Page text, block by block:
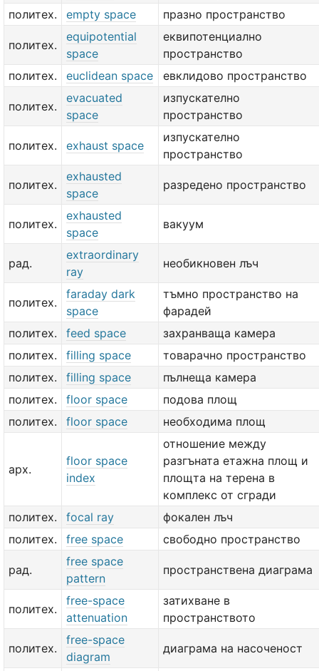
политех.
empty space празно пространство
политех.
equipotential
space
еквипотенциално
пространство
политех.
euclidean space евклидово пространство
политех.
evacuated
space
изпускателно
пространство
политех. exhaust space
изпускателно
пространство
политех.
exhausted
space
разредено пространство
политех.
exhausted
space
вакуум
рад.
extraordinary
ray
необикновен лъч
политех.
faraday dark
space
тъмно пространство на
фарадей
политех.
feed space
захранваща камера
политех.
filling space
товарачно пространство
политех.
filling space
пълнеща камера
политех.
floor space
подова площ
политех.
floor space необходима площ
арх.
floor space
index
отношение между
разгъната етажна площ и
площта на терена в
комплекс от сгради
политех.
focal ray
фокален лъч
политех.
free space свободно пространство
рад.
free space
pattern
пространствена диаграма
политех.
free-space
attenuation
затихване в
пространството
политех.
free-space
diagram
диаграма на насоченост